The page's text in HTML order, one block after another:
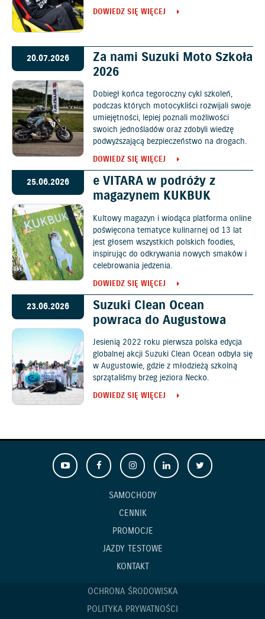
DOWIEDZ SIĘ WIĘCEJ
20.07.2026
Za nami Suzuki Moto Szkoła
2026
Dobiegł końca tegoroczny cykl szkoleń,
podczas których motocykliści rozwijali swoje
umiejętności, lepiej poznali możliwości
swoich jednośladów oraz zdobyli wiedzę
podwyższającą bezpieczeństwo na drogach.
DOWIEDZ SIĘ WIĘCEJ
25.06.2026
e VITARA w podróży z
magazynem KUKBUK
Kultowy magazyn i wiodąca platforma online
poświęcona tematyce kulinarnej od 13 lat
jest głosem wszystkich polskich foodies,
inspirując do odkrywania nowych smaków i
celebrowania jedzenia.
DOWIEDZ SIĘ WIĘCEJ
23.06.2026
Suzuki Clean Ocean
powraca do Augustowa
Jesienią 2022 roku pierwsza polska edycja
globalnej akcji Suzuki Clean Ocean odbyła się
w Augustowie, gdzie z młodzieżą szkolną
sprzątaliśmy brzeg jeziora Necko.
DOWIEDZ SIĘ WIĘCEJ
SAMOCHODY
CENNIK
PROMOCJE
JAZDY TESTOWE
KONTAKT
OCHRONA ŚRODOWISKA
POLITYKA PRYWATNOŚCI